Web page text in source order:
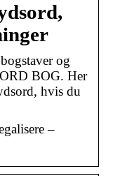
og
BOG. Her
hvis du
–